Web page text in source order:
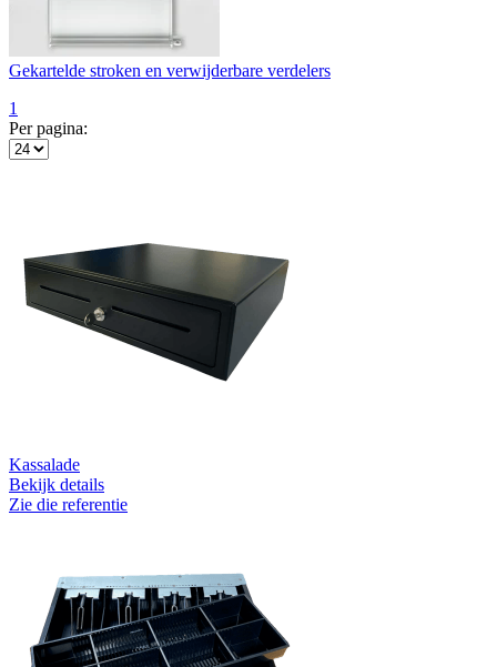
Gekartelde stroken en verwijderbare verdelers
1
Per pagina:
Kassalade
Bekijk details
Zie die referentie